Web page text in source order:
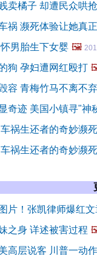
卖橘子 却遭民众哄抢
祸 濒死体验让她真
男胎生下女婴 🖼️
狗 孕妇遭网红殴打
容 青梅竹马不离不弃
奇迹 美国小镇寻"神
祸生还者的奇妙濒死
祸生还者的奇妙濒死
片！张凯律师爆红
之身 详述被害过程
高层说客 川普一动